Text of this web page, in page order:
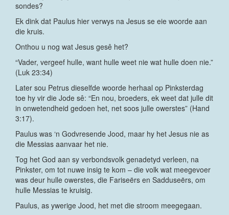
sondes?
Ek dink dat Paulus hier verwys na Jesus se eie woorde aan
die kruis.
Onthou u nog wat Jesus gesê het?
“Vader, vergeef hulle, want hulle weet nie wat hulle doen nie.”
(Luk 23:34)
Later sou Petrus dieselfde woorde herhaal op Pinksterdag
toe hy vir die Jode sê: “En nou, broeders, ek weet dat julle dit
in onwetendheid gedoen het, net soos julle owerstes” (Hand
3:17).
Paulus was ‘n Godvresende Jood, maar hy het Jesus nie as
die Messias aanvaar het nie.
Tog het God aan sy verbondsvolk genadetyd verleen, na
Pinkster, om tot nuwe insig te kom – die volk wat meegevoer
was deur hulle owerstes, die Fariseërs en Sadduseërs, om
hulle Messias te kruisig.
Paulus, as ywerige Jood, het met die stroom meegegaan.